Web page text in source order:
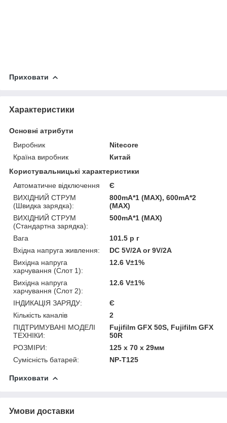
Приховати
Характеристики
Основні атрибути
Виробник
Nitecore
Країна виробник
Китай
Користувальницькі характеристики
Автоматичне відключення
Є
ВИХІДНИЙ СТРУМ
(Швидка зарядка):
800mA*1 (MAX), 600mA*2
(MAX)
ВИХІДНИЙ СТРУМ
(Стандартна зарядка):
500mA*1 (MAX)
Вага
101.5 р г
Вхідна напруга живлення:
DC 5V/2A or 9V/2A
Вихідна напруга
харчування (Слот 1):
12.6 V±1%
Вихідна напруга
харчування (Слот 2):
12.6 V±1%
ІНДИКАЦІЯ ЗАРЯДУ:
Є
Кількість каналів
2
ПІДТРИМУВАНІ МОДЕЛІ
ТЕХНІКИ:
Fujifilm GFX 50S, Fujifilm GFX
50R
РОЗМІРИ:
125 х 70 х 29мм
Сумісність батарей:
NP-T125
Приховати
Умови доставки